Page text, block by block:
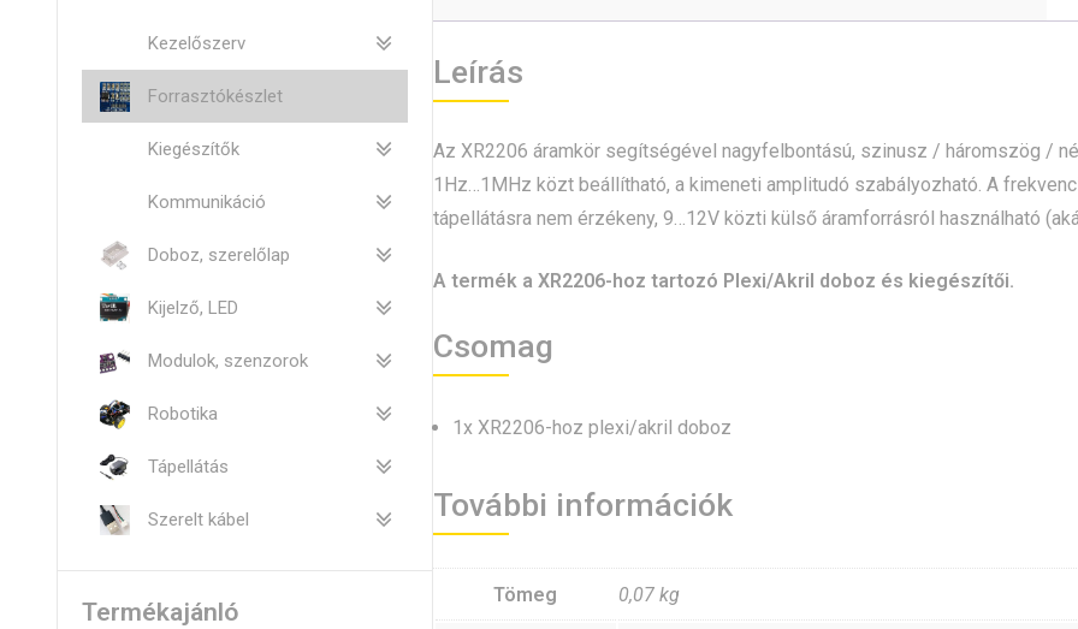
Leírás
Az XR2206 áramkör segítségével nagyfelbontású, szinusz / háromszög /
1Hz…1MHz közt beállítható, a kimeneti amplitudó szabályozható. A
tápellátásra nem érzékeny, 9…12V közti külső áramforrásról használható
A termék a XR2206-hoz tartozó Plexi/Akril doboz és kiegészítői.
Csomag
1x XR2206-hoz plexi/akril doboz
További információk
Tömeg 0,07 kg
Kezelőszerv
Forrasztókészlet
Kiegészítők
Kommunikáció
Doboz, szerelőlap
Kijelző, LED
Modulok, szenzorok
Robotika
Tápellátás
Szerelt kábel
Termékajánló